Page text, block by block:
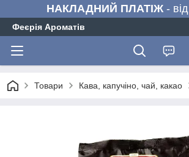
НАКЛАДНИЙ ПЛАТІЖ- від
Феєрія Ароматів
Товари Кава, капучіно, чай, какао